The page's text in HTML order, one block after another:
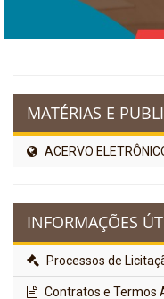
MATÉRIAS E
ACERVO
INFORMAÇÕES
Processos de
Contratos e Termos